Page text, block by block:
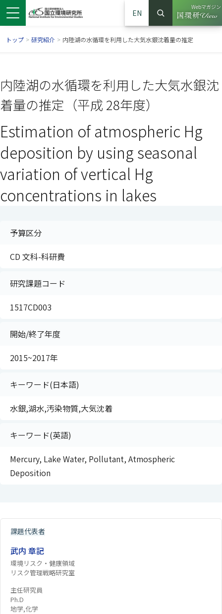
ドウで開きます）
ンドウで開きます）
ウインドウで開きます）
EN
サイト内検索
検索
Webマガジン
（別ウイ
トップ > 研究紹介 > 内陸湖の水循環を利用した大気水銀沈着量の推定
内陸湖の水循環を利用した大気水銀沈
着量の推定（平成 28年度）
Estimation of atmospheric Hg
deposition by using seasonal
variation of vertical Hg
concentrations in lakes
予算区分
CD 文科-科研費
研究課題コード
1517CD003
開始/終了年度
2015~2017年
キーワード(日本語)
水銀,湖水,汚染物質,大気沈着
キーワード(英語)
Mercury, Lake Water, Pollutant, Atmospheric
Deposition
課題代表者
武内 章記
環境リスク・健康領域
リスク管理戦略研究室
主任研究員
Ph.D
地学,化学